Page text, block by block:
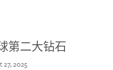
第二大钻石
27, 2025